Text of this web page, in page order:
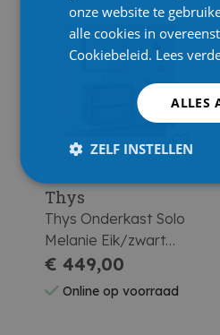
Thys
Thys Onderkast Solo
Melanie Eik/zwart
Mat 2 Schuiven 80 Cm
€ 449,00
Online op voorraad
onze website te
alle cookies in
Cookiebeleid. Lees
ALLES
ZELF INSTELLEN